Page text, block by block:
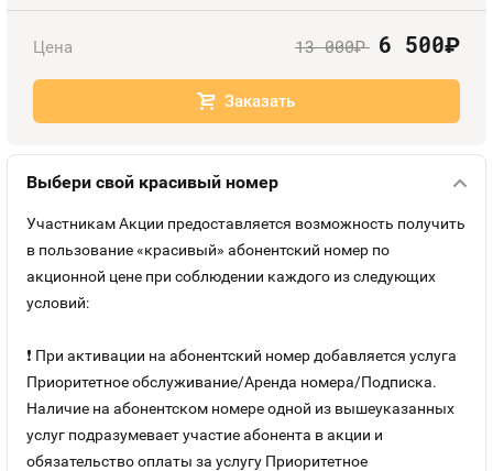
Номера
Контакты
Цена 13 000руб. 6 500руб.
Заказать
Выбери свой красивый номер
Участникам Акции предоставляется возможность получить
в пользование «красивый» абонентский номер по
акционной цене при соблюдении каждого из следующих
условий:
❗ При активации на абонентский номер добавляется услуга
Приоритетное обслуживание/Аренда номера/Подписка.
Наличие на абонентском номере одной из вышеуказанных
услуг подразумевает участие абонента в акции и
обязательство оплаты за услугу Приоритетное